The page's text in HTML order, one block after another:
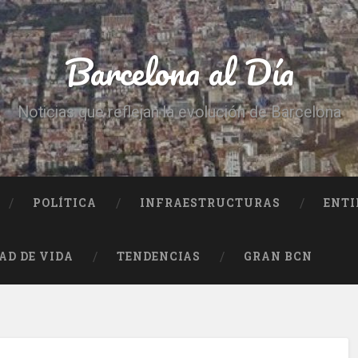
Barcelona al Día
Noticias que reflejan la evolución de Barcelona
POLÍTICA INFRAESTRUCTURAS
DE VIDA TENDENCIAS GRAN BCN